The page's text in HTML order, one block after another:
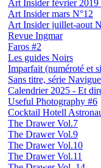
Art Insider février 2019
Art Insider mars N°12
Art Insider juillet-aout
Revue Ingmar
Faros #2
Les guides Noirs
Imparfait (numéroté et
Sans titre, série
Calendrier 2025 - Et
Useful Photography #6
Cocktail Hotell
The Drawer Vol.7
The Drawer Vol.9
The Drawer Vol.10
The Drawer Vol.11